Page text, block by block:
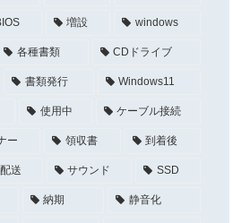
増設 windows
各種書類 CDドライブ
書類発行 Windows11
使用中 ケーブル接続
ー 領収書 到着後
配送 サウンド SSD
納期 静音化